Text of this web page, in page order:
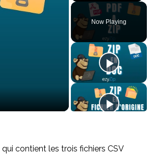
Unmute Fullscreen
Now Playing
qui contient les trois fichiers CSV